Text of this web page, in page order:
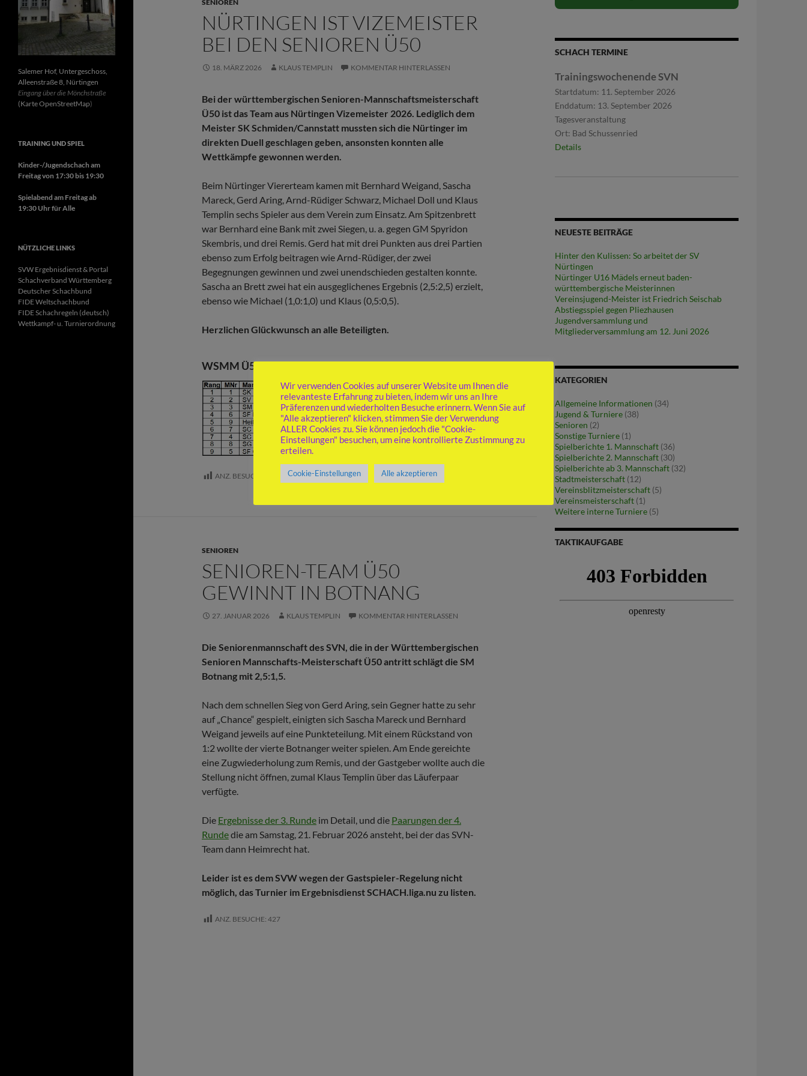
SENIOREN
NÜRTINGEN IST VIZEMEISTER
BEI DEN SENIOREN Ü50
18. MÄRZ 2026 KLAUS TEMPLIN KOMMENTAR HINTERLASSEN
Bei der württembergischen Senioren-Mannschaftsmeisterschaft
Ü50 ist das Team aus Nürtingen Vizemeister 2026. Lediglich dem
Meister SK Schmiden/Cannstatt mussten sich die Nürtinger im
direkten Duell geschlagen geben, ansonsten konnten alle
Wettkämpfe gewonnen werden.
Beim Nürtinger Viererteam kamen mit Bernhard Weigand, Sascha
Mareck, Gerd Aring, Arnd-Rüdiger Schwarz, Michael Doll und Klaus
Templin sechs Spieler aus dem Verein zum Einsatz. Am Spitzenbrett
war Bernhard eine Bank mit zwei Siegen, u. a. gegen GM Spyridon
Skembris, und drei Remis. Gerd hat mit drei Punkten aus drei Partien
ebenso zum Erfolg beitragen wie Arnd-Rüdiger, der zwei
Begegnungen gewinnen und zwei unendschieden gestalten konnte.
Sascha an Brett zwei hat ein ausgeglichenes Ergebnis (2,5:2,5) erzielt,
ebenso wie Michael (1,0:1,0) und Klaus (0,5:0,5).
Herzlichen Glückwunsch an alle Beteiligten.
WSMM Ü50 Abschlusstabelle Saison 2025-26
ANZ. BESUCHE:
SENIOREN
SENIOREN-TEAM Ü50
GEWINNT IN BOTNANG
27. JANUAR 2026 KLAUS TEMPLIN KOMMENTAR HINTERLASSEN
Die Seniorenmannschaft des SVN, die in der Württembergischen
Senioren Mannschafts-Meisterschaft Ü50 antritt schlägt die SM
Botnang mit 2,5:1,5.
Nach dem schnellen Sieg von Gerd Aring, sein Gegner hatte zu sehr
auf „Chance“ gespielt, einigten sich Sascha Mareck und Bernhard
Weigand jeweils auf eine Punkteteilung. Mit einem Rückstand von
1:2 wollte der vierte Botnanger weiter spielen. Am Ende gereichte
eine Zugwiederholung zum Remis, und der Gastgeber wollte auch die
Stellung nicht öffnen, zumal Klaus Templin über das Läuferpaar
verfügte.
Die Ergebnisse der 3. Runde im Detail, und die Paarungen der 4.
Rundedie am Samstag, 21. Februar 2026 ansteht, bei der das SVN-
Team dann Heimrecht hat.
Leider ist es dem SVW wegen der Gastspieler-Regelung nicht
möglich, das Turnier im Ergebnisdienst SCHACH.liga.nu zu listen.
ANZ. BESUCHE: 427
SCHACH TERMINE
Trainingswochenende SVN
Startdatum: 11. September 2026
Enddatum: 13. September 2026
Tagesveranstaltung
Ort: Bad Schussenried
Details
NEUESTE BEITRÄGE
Hinter den Kulissen: So arbeitet der SV
Nürtingen
Nürtinger U16 Mädels erneut baden-
württembergische Meisterinnen
Vereinsjugend-Meister ist Friedrich Seischab
Abstiegsspiel gegen Pliezhausen
Jugendversammlung und
Mitgliederversammlung am 12. Juni 2026
KATEGORIEN
Allgemeine Informationen (34)
Jugend & Turniere (38)
Senioren (2)
Sonstige Turniere (1)
Spielberichte 1. Mannschaft (36)
Spielberichte 2. Mannschaft (30)
Spielberichte ab 3. Mannschaft (32)
Stadtmeisterschaft (12)
Vereinsblitzmeisterschaft (5)
Vereinsmeisterschaft (1)
Weitere interne Turniere (5)
TAKTIKAUFGABE
Salemer Hof, Untergeschoss,
Alleenstraße 8, Nürtingen
Eingang über die Mönchstraße
(Karte OpenStreetMap)
TRAINING UND SPIEL
Kinder-/Jugendschach am
Freitag von 17:30 bis 19:30
Spielabend am Freitag ab
19:30 Uhr für Alle
NÜTZLICHE LINKS
SVW Ergebnisdienst & Portal
Schachverband Württemberg
Deutscher Schachbund
FIDE Weltschachbund
FIDE Schachregeln (deutsch)
Wettkampf- u. Turnierordnung
Wir verwenden Cookies auf unserer Website um Ihnen die
relevanteste Erfahrung zu bieten, indem wir uns an Ihre
Präferenzen und wiederholten Besuche erinnern. Wenn Sie auf
"Alle akzeptieren" klicken, stimmen Sie der Verwendung
ALLER Cookies zu. Sie können jedoch die "Cookie-
Einstellungen" besuchen, um eine kontrollierte Zustimmung zu
erteilen.
Cookie-Einstellungen Alle akzeptieren